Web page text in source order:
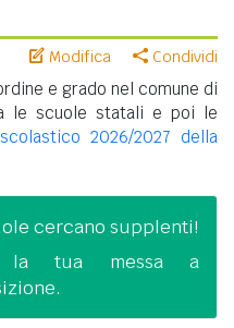
Modifica Condividi
e grado nel comune di
le scuole statali e poi le
2026/2027 della
cercano supplenti!
la tua messa a